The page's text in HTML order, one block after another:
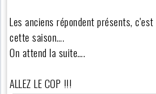
Les anciens répondent présents,
cette saison….
On attend la suite….
ALLEZ LE COP !!!